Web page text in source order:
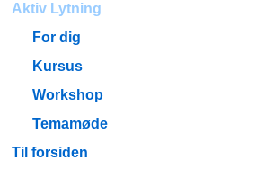
Aktiv Lytning
For dig
Kursus
Workshop
Temamøde
Til forsiden